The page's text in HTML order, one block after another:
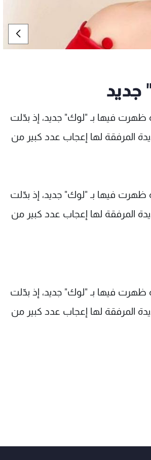
جديد
فيها بـ "لوك" جديد، إذ بدّلت
المرفقة لها إعجاب عدد كبير من
فيها بـ "لوك" جديد، إذ بدّلت
المرفقة لها إعجاب عدد كبير من
فيها بـ "لوك" جديد، إذ بدّلت
المرفقة لها إعجاب عدد كبير من